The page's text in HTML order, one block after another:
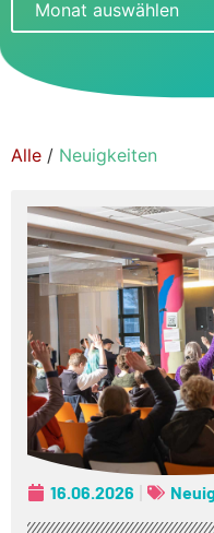
Alle / Neuigkeiten
16.06.2026